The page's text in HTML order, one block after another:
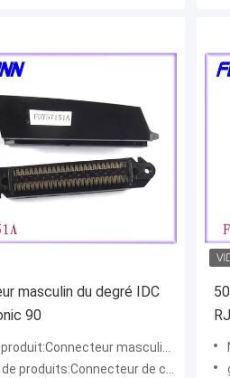
masculin du degré IDC
90
masculin d'IDC
produits:Connecteur de champion